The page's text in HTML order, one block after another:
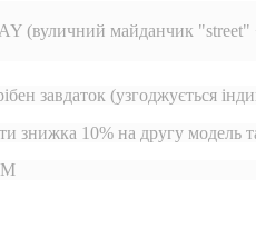
(вуличний майданчик "street"
завдаток (узгоджується
знижка 10% на другу